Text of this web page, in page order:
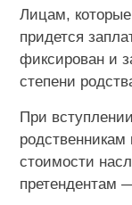
Лицам,
придется
фиксирован и
степени
При
стоимости
претендентам